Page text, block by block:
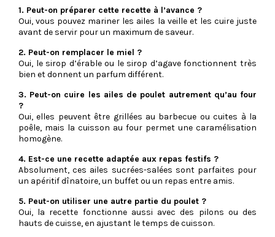
1. Peut-on préparer cette recette à l’avance ?
Oui, vous pouvez mariner les ailes la veille et les cuire juste
avant de servir pour un maximum de saveur.
2. Peut-on remplacer le miel ?
Oui, le sirop d’érable ou le sirop d’agave fonctionnent très
bien et donnent un parfum différent.
3. Peut-on cuire les ailes de poulet autrement qu’au four
?
Oui, elles peuvent être grillées au barbecue ou cuites à la
poêle, mais la cuisson au four permet une caramélisation
homogène.
4. Est-ce une recette adaptée aux repas festifs ?
Absolument, ces ailes sucrées-salées sont parfaites pour
un apéritif dînatoire, un buffet ou un repas entre amis.
5. Peut-on utiliser une autre partie du poulet ?
Oui, la recette fonctionne aussi avec des pilons ou des
hauts de cuisse, en ajustant le temps de cuisson.